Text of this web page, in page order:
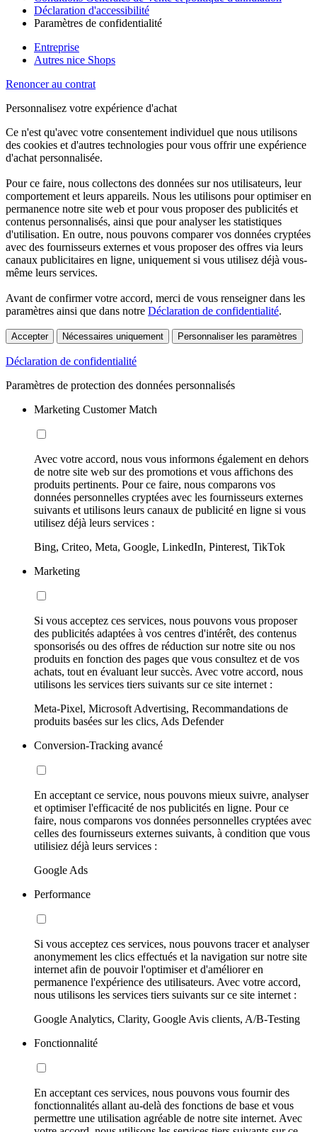
Déclaration d'accessibilité
Paramètres de confidentialité
Entreprise
Autres nice Shops
Renoncer au contrat
Personnalisez votre expérience d'achat
Ce n'est qu'avec votre consentement individuel que nous utilisons
des cookies et d'autres technologies pour vous offrir une expérience
d'achat personnalisée.
Pour ce faire, nous collectons des données sur nos utilisateurs, leur
comportement et leurs appareils. Nous les utilisons pour optimiser en
permanence notre site web et pour vous proposer des publicités et
contenus personnalisés, ainsi que pour analyser les statistiques
d'utilisation. En outre, nous pouvons comparer vos données cryptées
avec des fournisseurs externes et vous proposer des offres via leurs
canaux publicitaires en ligne, uniquement si vous utilisez déjà vous-
même leurs services.
Avant de confirmer votre accord, merci de vous renseigner dans les
paramètres ainsi que dans notre Déclaration de confidentialité.
Accepter Nécessaires uniquement Personnaliser les paramètres
Déclaration de confidentialité
Paramètres de protection des données personnalisés
Marketing Customer Match
Avec votre accord, nous vous informons également en dehors
de notre site web sur des promotions et vous affichons des
produits pertinents. Pour ce faire, nous comparons vos
données personnelles cryptées avec les fournisseurs externes
suivants et utilisons leurs canaux de publicité en ligne si vous
utilisez déjà leurs services :
Bing, Criteo, Meta, Google, LinkedIn, Pinterest, TikTok
Marketing
Si vous acceptez ces services, nous pouvons vous proposer
des publicités adaptées à vos centres d'intérêt, des contenus
sponsorisés ou des offres de réduction sur notre site ou nos
produits en fonction des pages que vous consultez et de vos
achats, tout en évaluant leur succès. Avec votre accord, nous
utilisons les services tiers suivants sur ce site internet :
Meta-Pixel, Microsoft Advertising, Recommandations de
produits basées sur les clics, Ads Defender
Conversion-Tracking avancé
En acceptant ce service, nous pouvons mieux suivre, analyser
et optimiser l'efficacité de nos publicités en ligne. Pour ce
faire, nous comparons vos données personnelles cryptées avec
celles des fournisseurs externes suivants, à condition que vous
utilisiez déjà leurs services :
Google Ads
Performance
Si vous acceptez ces services, nous pouvons tracer et analyser
anonymement les clics effectués et la navigation sur notre site
internet afin de pouvoir l'optimiser et d'améliorer en
permanence l'expérience des utilisateurs. Avec votre accord,
nous utilisons les services tiers suivants sur ce site internet :
Google Analytics, Clarity, Google Avis clients, A/B-Testing
Fonctionnalité
En acceptant ces services, nous pouvons vous fournir des
fonctionnalités allant au-delà des fonctions de base et vous
permettre une utilisation agréable de notre site internet. Avec